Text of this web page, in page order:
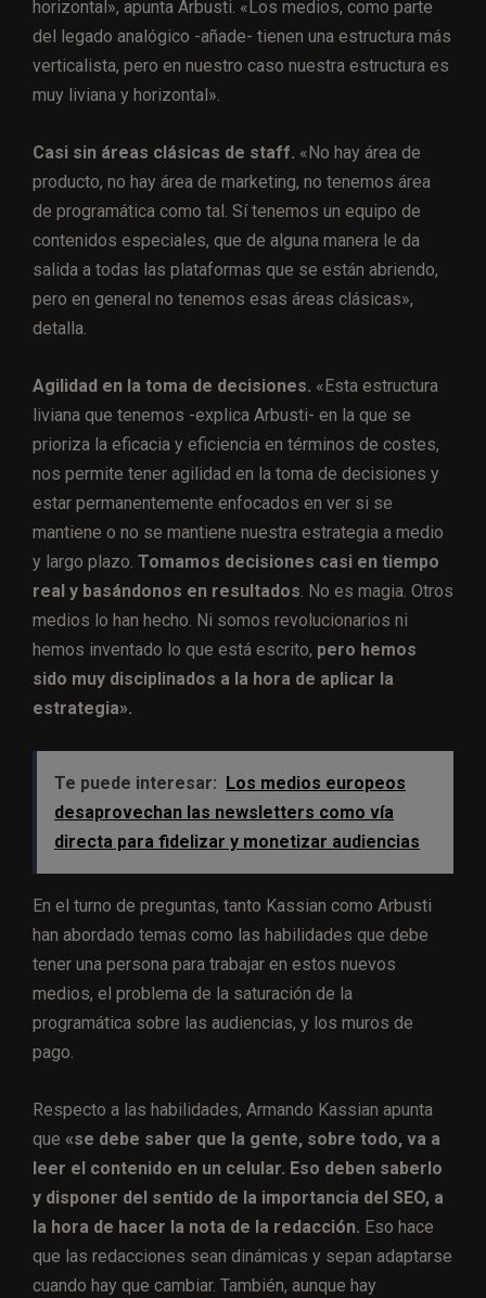
horizontal», apunta Arbusti. «Los medios, como parte
del legado analógico -añade- tienen una estructura más
verticalista, pero en nuestro caso nuestra estructura es
muy liviana y horizontal».
Casi sin áreas clásicas de staff. «No hay área de
producto, no hay área de marketing, no tenemos área
de programática como tal. Sí tenemos un equipo de
contenidos especiales, que de alguna manera le da
salida a todas las plataformas que se están abriendo,
pero en general no tenemos esas áreas clásicas»,
detalla.
Agilidad en la toma de decisiones. «Esta estructura
liviana que tenemos -explica Arbusti- en la que se
prioriza la eficacia y eficiencia en términos de costes,
nos permite tener agilidad en la toma de decisiones y
estar permanentemente enfocados en ver si se
mantiene o no se mantiene nuestra estrategia a medio
y largo plazo. Tomamos decisiones casi en tiempo
real y basándonos en resultados. No es magia. Otros
medios lo han hecho. Ni somos revolucionarios ni
hemos inventado lo que está escrito, pero hemos
sido muy disciplinados a la hora de aplicar la
estrategia».
Te puede interesar:
Los medios europeos
desaprovechan las newsletters como vía
directa para fidelizar y monetizar audiencias
En el turno de preguntas, tanto Kassian como Arbusti
han abordado temas como las habilidades que debe
tener una persona para trabajar en estos nuevos
medios, el problema de la saturación de la
programática sobre las audiencias, y los muros de
pago.
Respecto a las habilidades, Armando Kassian apunta
que «se debe saber que la gente, sobre todo, va a
leer el contenido en un celular. Eso deben saberlo
y disponer del sentido de la importancia del SEO, a
la hora de hacer la nota de la redacción. Eso hace
que las redacciones sean dinámicas y sepan adaptarse
cuando hay que cambiar. También, aunque hay